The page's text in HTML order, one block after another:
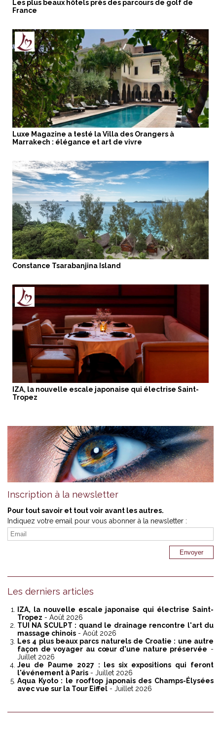
Les plus beaux hôtels près des parcours de golf de
France
Luxe Magazine a testé la Villa des Orangers à
Marrakech : élégance et art de vivre
Constance Tsarabanjina Island
IZA, la nouvelle escale japonaise qui électrise Saint-
Tropez
Inscription à la newsletter
Pour tout savoir et tout voir avant les autres.
Indiquez votre email pour vous abonner à la newsletter :
Les derniers articles
IZA, la nouvelle escale japonaise qui électrise Saint-
Tropez - Août 2026
TUI NA SCULPT : quand le drainage rencontre l'art du
massage chinois - Août 2026
Les 4 plus beaux parcs naturels de Croatie : une autre
façon de voyager au cœur d'une nature préservée -
Juillet 2026
Jeu de Paume 2027 : les six expositions qui feront
l'événement à Paris - Juillet 2026
Aqua Kyoto : le rooftop japonais des Champs-Élysées
avec vue sur la Tour Eiffel - Juillet 2026